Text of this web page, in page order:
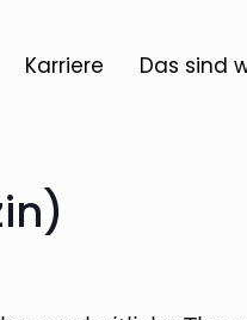
Karriere Das sind